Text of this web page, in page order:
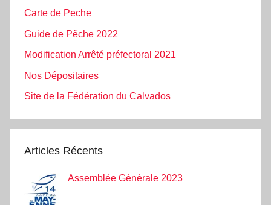
Carte de Peche
Guide de Pêche 2022
Modification Arrêté préfectoral 2021
Nos Dépositaires
Site de la Fédération du Calvados
Articles Récents
Assemblée Générale 2023